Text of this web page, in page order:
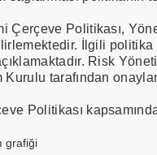
Çerçeve Politikası,
İlgili
Risk
tarafından
Politikası